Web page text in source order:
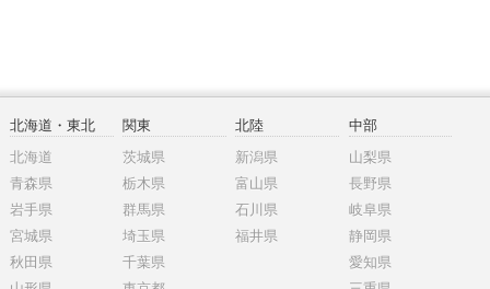
北海道・東北
北海道
青森県
岩手県
宮城県
秋田県
関東
茨城県
栃木県
群馬県
埼玉県
千葉県
北陸
新潟県
富山県
石川県
福井県
中部
山梨県
長野県
岐阜県
静岡県
愛知県